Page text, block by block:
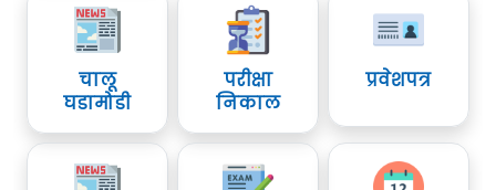
चालू
घडामोडी
परीक्षा
निकाल
प्रवेशपत्र